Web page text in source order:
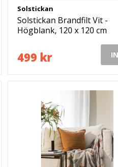
Solstickan
Solstickan Brandfilt Vit -
Högblank, 120 x 120 cm
499 kr